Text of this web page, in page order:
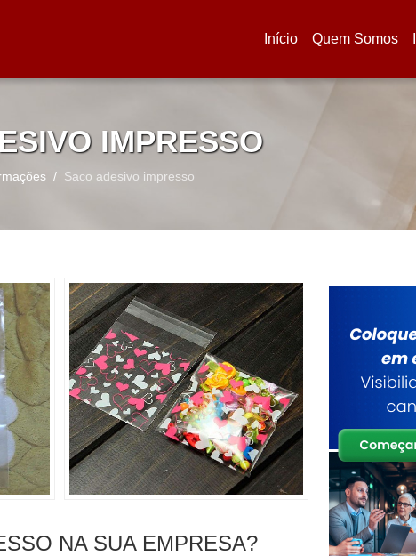
Início
(current)
Quem Somos
IMPRESSO
Saco adesivo impresso
NA SUA EMPRESA?